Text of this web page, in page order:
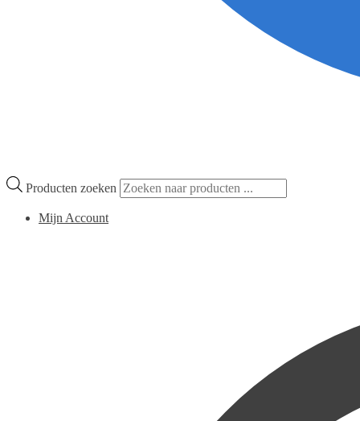
Producten zoeken
Mijn Account